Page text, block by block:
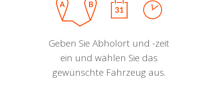
Geben Sie Abholort und -zeit
ein und wählen Sie das
gewünschte Fahrzeug aus.